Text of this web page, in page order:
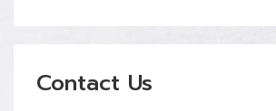
Contact Us